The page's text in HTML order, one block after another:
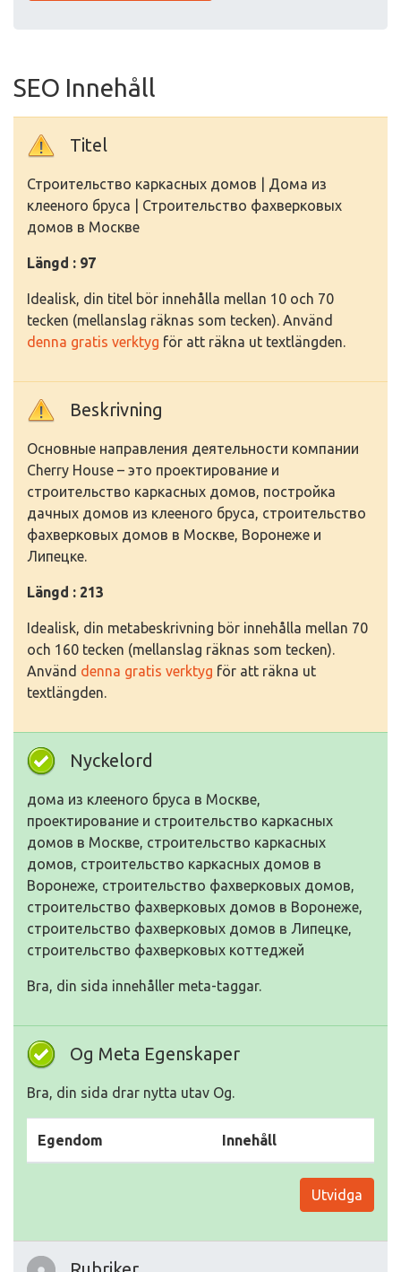
SEO Innehåll
Titel
Строительство каркасных домов | Дома из
клееного бруса | Строительство фахверковых
домов в Москве
Längd : 97
Idealisk, din titel bör innehålla mellan 10 och 70
tecken (mellanslag räknas som tecken). Använd
denna gratis verktyg för att räkna ut textlängden.
Beskrivning
Основные направления деятельности компании
Cherry House – это проектирование и
строительство каркасных домов, постройка
дачных домов из клееного бруса, строительство
фахверковых домов в Москве, Воронеже и
Липецке.
Längd : 213
Idealisk, din metabeskrivning bör innehålla mellan 70
och 160 tecken (mellanslag räknas som tecken).
Använd denna gratis verktyg för att räkna ut
textlängden.
Nyckelord
дома из клееного бруса в Москве,
проектирование и строительство каркасных
домов в Москве, строительство каркасных
домов, строительство каркасных домов в
Воронеже, строительство фахверковых домов,
строительство фахверковых домов в Воронеже,
строительство фахверковых домов в Липецке,
строительство фахверковых коттеджей
Bra, din sida innehåller meta-taggar.
Og Meta Egenskaper
Bra, din sida drar nytta utav Og.
Egendom Innehåll
Utvidga